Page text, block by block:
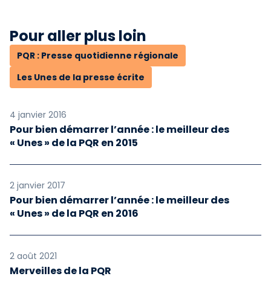
Pour aller plus loin
PQR : Presse quotidienne régionale
Les Unes de la presse écrite
4 janvier 2016
Pour bien démarrer l’année : le meilleur des
« Unes » de la PQR en 2015
2 janvier 2017
Pour bien démarrer l’année : le meilleur des
« Unes » de la PQR en 2016
2 août 2021
Merveilles de la PQR